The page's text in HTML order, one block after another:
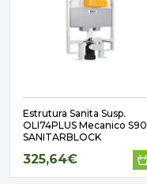
Estrutura Sanita Susp.
OLI74PLUS Mecanico S90
SANITARBLOCK
325,64€